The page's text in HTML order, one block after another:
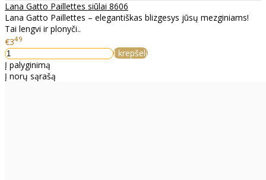
Lana Gatto Paillettes siūlai 8606
Lana Gatto Paillettes – elegantiškas blizgesys jūsų mezginiams!
Tai lengvi ir plonyči..
€349
Į krepšelį
Į palyginimą
Į norų sąrašą